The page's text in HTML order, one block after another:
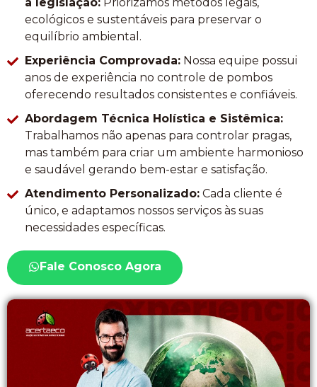
ecológicos e sustentáveis para preservar o
equilíbrio ambiental.
Experiência Comprovada: Nossa equipe possui
anos de experiência no controle de pombos
oferecendo resultados consistentes e confiáveis.
Abordagem Técnica Holística e Sistêmica:
Trabalhamos não apenas para controlar pragas,
mas também para criar um ambiente harmonioso
e saudável gerando bem-estar e satisfação.
Atendimento Personalizado: Cada cliente é
único, e adaptamos nossos serviços às suas
necessidades específicas.
Fale Conosco Agora